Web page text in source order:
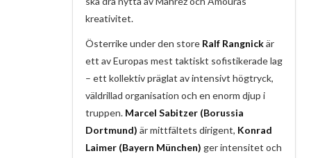
kreativitet.
Österrike under den store Ralf Rangnickär
ett av Europas mest taktiskt sofistikerade lag
– ett kollektiv präglat av intensivt högtryck,
väldrillad organisation och en enorm djup i
truppen. Marcel Sabitzer (Borussia
Dortmund) är mittfältets dirigent, Konrad
Laimer (Bayern München) ger intensitet och